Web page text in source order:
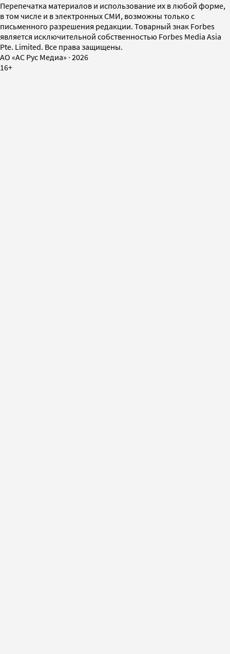
Перепечатка материалов и использование их в любой форме,
в том числе и в электронных СМИ, возможны только с
письменного разрешения редакции. Товарный знак Forbes
является исключительной собственностью Forbes Media Asia
Pte. Limited. Все права защищены.
AO «АС Рус Медиа» · 2026
16+